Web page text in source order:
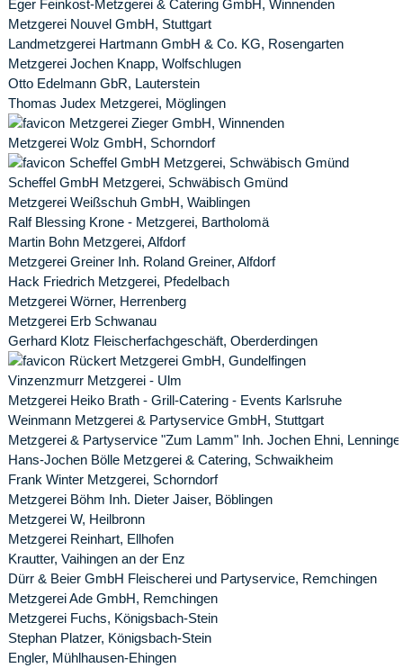
Eger Feinkost-Metzgerei & Catering GmbH, Winnenden
Metzgerei Nouvel GmbH, Stuttgart
Landmetzgerei Hartmann GmbH & Co. KG, Rosengarten
Metzgerei Jochen Knapp, Wolfschlugen
Otto Edelmann GbR, Lauterstein
Thomas Judex Metzgerei, Möglingen
Metzgerei Zieger GmbH, Winnenden
Metzgerei Wolz GmbH, Schorndorf
Scheffel GmbH Metzgerei, Schwäbisch Gmünd
Scheffel GmbH Metzgerei, Schwäbisch Gmünd
Metzgerei Weißschuh GmbH, Waiblingen
Ralf Blessing Krone - Metzgerei, Bartholomä
Martin Bohn Metzgerei, Alfdorf
Metzgerei Greiner Inh. Roland Greiner, Alfdorf
Hack Friedrich Metzgerei, Pfedelbach
Metzgerei Wörner, Herrenberg
Metzgerei Erb Schwanau
Gerhard Klotz Fleischerfachgeschäft, Oberderdingen
Rückert Metzgerei GmbH, Gundelfingen
Vinzenzmurr Metzgerei - Ulm
Metzgerei Heiko Brath - Grill-Catering - Events Karlsruhe
Weinmann Metzgerei & Partyservice GmbH, Stuttgart
Metzgerei & Partyservice "Zum Lamm" Inh. Jochen Ehni,
Hans-Jochen Bölle Metzgerei & Catering, Schwaikheim
Frank Winter Metzgerei, Schorndorf
Metzgerei Böhm Inh. Dieter Jaiser, Böblingen
Metzgerei W, Heilbronn
Metzgerei Reinhart, Ellhofen
Krautter, Vaihingen an der Enz
Dürr & Beier GmbH Fleischerei und Partyservice, Remchingen
Metzgerei Ade GmbH, Remchingen
Metzgerei Fuchs, Königsbach-Stein
Stephan Platzer, Königsbach-Stein
Engler, Mühlhausen-Ehingen